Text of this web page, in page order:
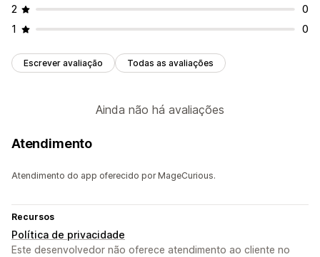
2
0
1
0
Escrever avaliação Todas as avaliações
Ainda não há avaliações
Atendimento
Atendimento do app oferecido por MageCurious.
Recursos
Política de privacidade
Este desenvolvedor não oferece atendimento ao cliente no